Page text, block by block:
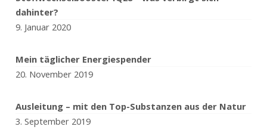
dahinter?
9. Januar 2020
Mein täglicher Energiespender
20. November 2019
Ausleitung – mit den Top-Substanzen aus der Natur
3. September 2019